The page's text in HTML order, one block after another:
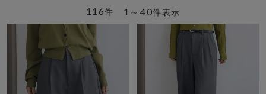
1～40件表示
116件